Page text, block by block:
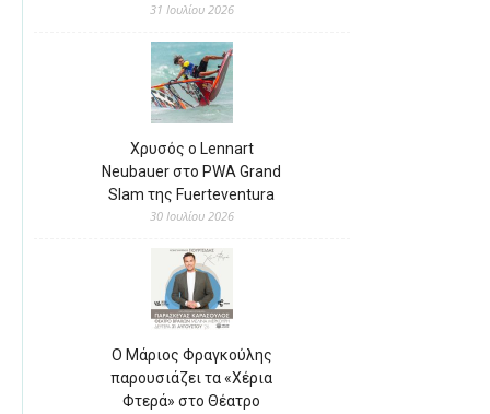
31 Ιουλίου 2026
Χρυσός ο Lennart
Neubauer στο PWA Grand
Slam της Fuerteventura
30 Ιουλίου 2026
Ο Μάριος Φραγκούλης
παρουσιάζει τα «Χέρια
Φτερά» στο Θέατρο